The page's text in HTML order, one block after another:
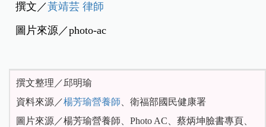
撰文／黃靖芸 律師
圖片來源／photo-ac
撰文整理／邱明瑜
資料來源／楊芳瑜營養師、衛福部國民健康署
圖片來源／楊芳瑜營養師、Photo AC、蔡炳坤臉書專頁、